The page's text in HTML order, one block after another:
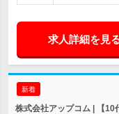
求人詳細を見
新着
株式会社アップコム | 【